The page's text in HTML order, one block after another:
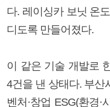
다. 레이싱카 보닛 온
디도록 만들어졌다.
이 같은 기술 개발로
4건을 낸 상태다. 부산
벤처·창업 ESG(환경·